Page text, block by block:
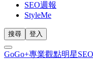
SEO週報
StyleMe
搜尋 登入
GoGo+專業觀點明星